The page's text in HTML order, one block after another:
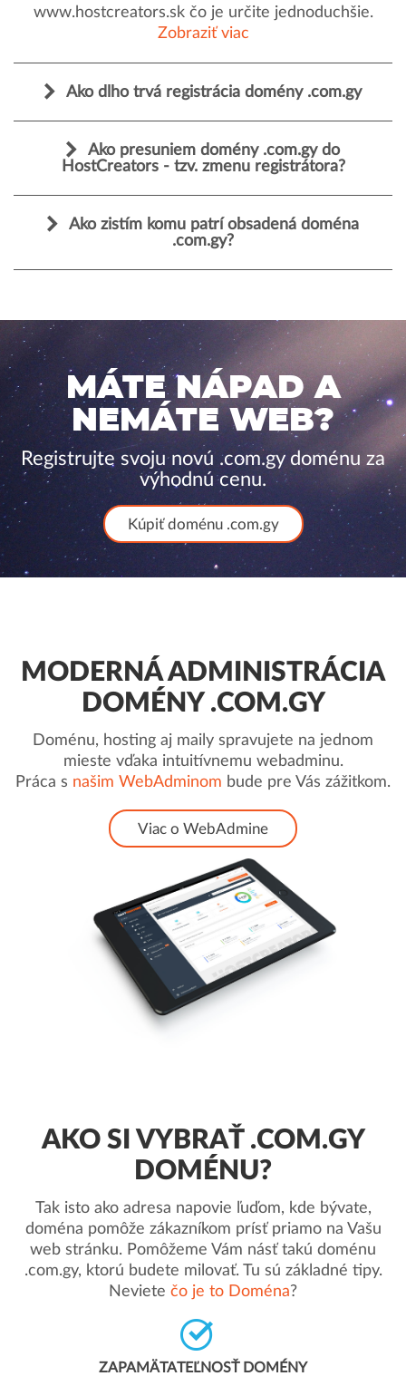
www.hostcreators.sk čo je určite jednoduchšie.
Zobraziť viac
Ako dlho trvá registrácia domény .com.gy
Ako presuniem domény .com.gy do
HostCreators - tzv. zmenu registrátora?
Ako zistím komu patrí obsadená doména
.com.gy?
MÁTE NÁPAD A
NEMÁTE WEB?
Registrujte svoju novú .com.gy doménu za
výhodnú cenu.
Kúpiť doménu .com.gy
MODERNÁ ADMINISTRÁCIA
DOMÉNY .COM.GY
Doménu, hosting aj maily spravujete na jednom
mieste vďaka intuitívnemu webadminu.
Práca s našim WebAdminom bude pre Vás zážitkom.
Viac o WebAdmine
AKO SI VYBRAŤ .COM.GY
DOMÉNU?
Tak isto ako adresa napovie ľuďom, kde bývate,
doména pomôže zákazníkom prísť priamo na Vašu
web stránku. Pomôžeme Vám násť takú doménu
.com.gy, ktorú budete milovať. Tu sú základné tipy.
Neviete čo je to Doména?
ZAPAMÄTATEĽNOSŤ DOMÉNY